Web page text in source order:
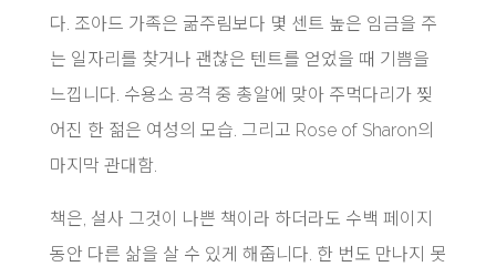
다. 조아드 가족은 굶주림보다 몇 센트 높은 임금을 주
는 일자리를 찾거나 괜찮은 텐트를 얻었을 때 기쁨을
느낍니다. 수용소 공격 중 총알에 맞아 주먹다리가 찢
어진 한 젊은 여성의 모습. 그리고 Rose of Sharon의
마지막 관대함.
책은, 설사 그것이 나쁜 책이라 하더라도 수백 페이지
동안 다른 삶을 살 수 있게 해줍니다. 한 번도 만나지 못